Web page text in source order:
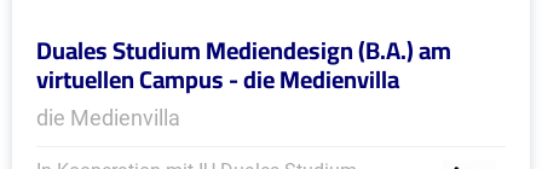
Duales Studium Mediendesign (B.A.) am
virtuellen Campus - die Medienvilla
die Medienvilla